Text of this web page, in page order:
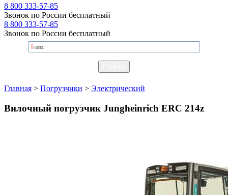
8 800 333-57-85
Звонок по России бесплатный
8 800 333-57-85
Звонок по России бесплатный
Главная > Погрузчики > Электрический
Вилочный погрузчик Jungheinrich ERC 214z